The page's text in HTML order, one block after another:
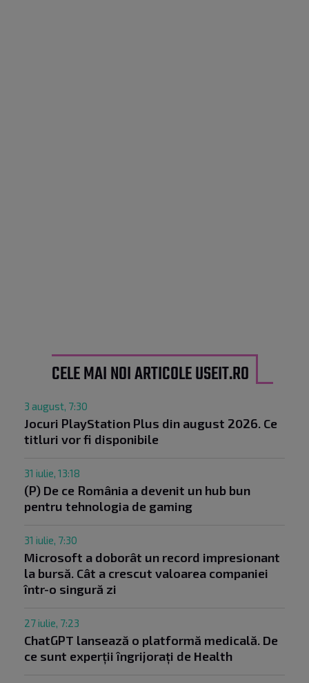
CELE MAI NOI ARTICOLE USEIT.RO
3 august, 7:30
Jocuri PlayStation Plus din august 2026. Ce
titluri vor fi disponibile
31 iulie, 13:18
(P) De ce România a devenit un hub bun
pentru tehnologia de gaming
31 iulie, 7:30
Microsoft a doborât un record impresionant
la bursă. Cât a crescut valoarea companiei
într-o singură zi
27 iulie, 7:23
ChatGPT lansează o platformă medicală. De
ce sunt experții îngrijorați de Health